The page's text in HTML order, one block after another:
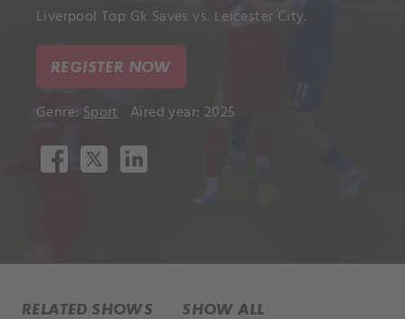
Liverpool Top Gk Saves vs. Leicester City.
REGISTER NOW
Genre: Sport Aired year: 2025
RELATED SHOWS SHOW ALL